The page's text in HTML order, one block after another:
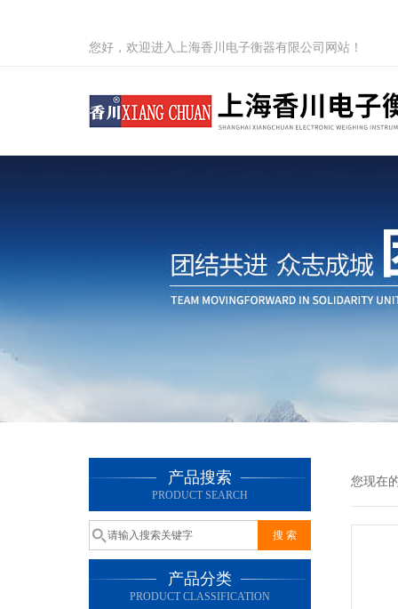
您好，欢迎进入上海香川电子衡器有限公司网站！
产品搜索
PRODUCT SEARCH
产品分类
PRODUCT CLASSIFICATION
您现在